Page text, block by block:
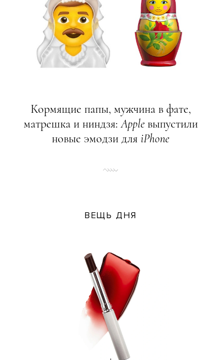
Кормящие папы, мужчина в фате,
матрешка и ниндзя:Appleвыпустили
новые эмодзи для iPhone
ВЕЩЬ ДНЯ